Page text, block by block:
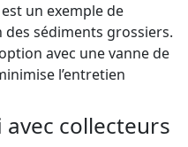
un exemple de
des sédiments grossiers.
avec une vanne de
l’entretien